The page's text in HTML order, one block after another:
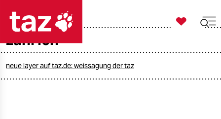
taz zahl ich

taz zahl ich
zahl ich
neue layer auf taz.de: weissagung der taz